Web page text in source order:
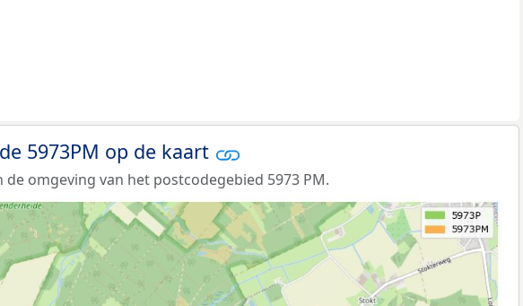
5973PM op de kaart
de omgeving van het postcodegebied 5973 PM.